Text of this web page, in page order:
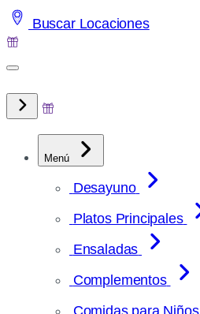
Saltar
al
Buscar Locaciones
Menú
Desayuno
Platos Principales
Ensaladas
Complementos
Comidas para Niños